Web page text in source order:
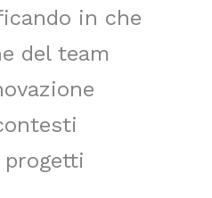
in che
del team